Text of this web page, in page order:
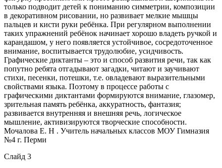
только подводит детей к пониманию симметрии, композиции
в декоративном рисовании, но развивает мелкие мышцы
пальцев и кисти руки ребёнка. При регулярном выполнении
таких упражнений ребёнок начинает хорошо владеть ручкой и
карандашом, у него появляется устойчивое, сосредоточенное
внимание, воспитывается трудолюбие, усидчивость.
Графические диктанты – это и способ развития речи, так как
попутно ребята отгадывают загадки, читают и заучивают
стихи, песенки, потешки, т.е. овладевают выразительными
свойствами языка. Поэтому в процессе работы с
графическими диктантами формируются внимание, глазомер,
зрительная память ребёнка, аккуратность, фантазия;
развивается внутренняя и внешняя речь, логическое
мышление, активизируются творческие способности.
Мочалова Е. Н . Учитель начальных классов МОУ Гимназия
№4 г. Перми
Слайд 3